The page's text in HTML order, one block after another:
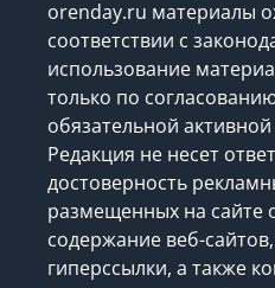
orenday.ru материалы
соответствии с
использование
только по
обязательной
Редакция не несет
достоверность
размещенных на сайте
содержание веб-
гиперссылки, а также